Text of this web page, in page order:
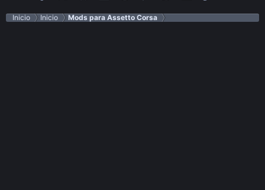
Inicio Inicio Mods para Assetto Corsa